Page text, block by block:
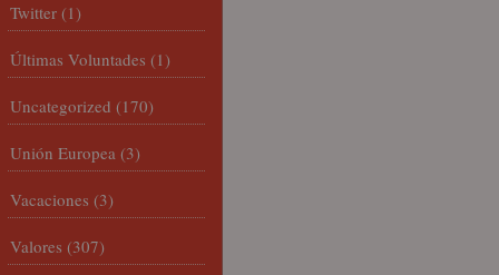
Twitter (1)
Últimas Voluntades (1)
Uncategorized (170)
Unión Europea (3)
Vacaciones (3)
Valores (307)